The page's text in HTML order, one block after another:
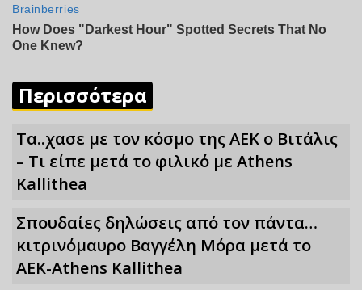
Περισσότερα
Τα..χασε με τον κόσμο της ΑΕΚ ο Βιτάλις
– Τι είπε μετά το φιλικό με Athens
Kallithea
Σπουδαίες δηλώσεις από τον πάντα…
κιτρινόμαυρο Βαγγέλη Μόρα μετά το
ΑΕΚ-Athens Kallithea